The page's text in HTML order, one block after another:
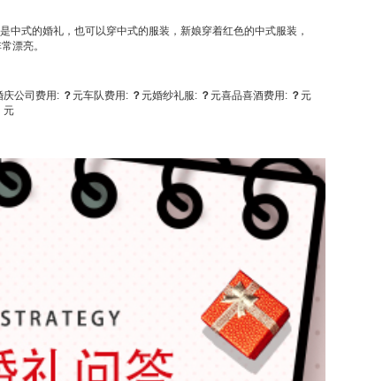
式的婚礼，也可以穿中式的服装，新娘穿着红色的中式服装，
漂亮。
庆公司费用: ？元车队费用: ？元婚纱礼服: ？元喜品喜酒费用: ？元
元